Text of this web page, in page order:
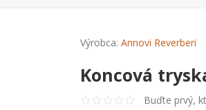
Výrobca: Annovi Reverberi
Koncová
Buďte prvý,